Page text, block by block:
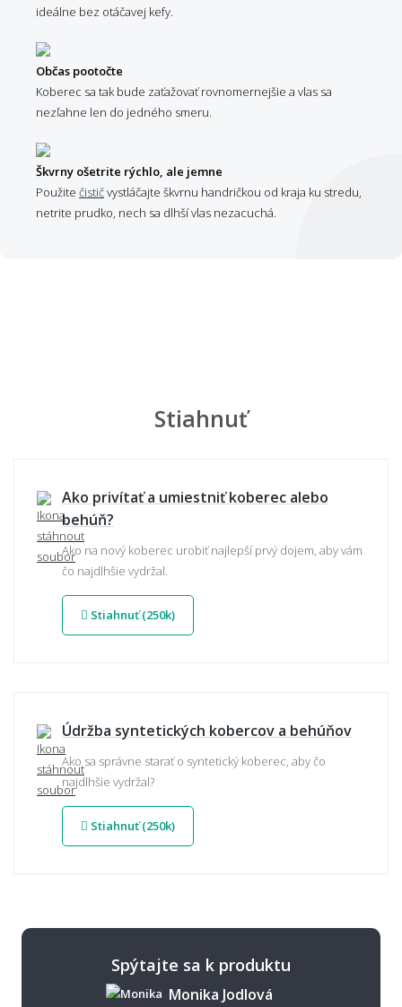
ideálne bez otáčavej kefy.
Občas pootočte
Koberec sa tak bude zaťažovať rovnomernejšie a vlas sa
nezľahne len do jedného smeru.
Škvrny ošetrite rýchlo, ale jemne
Použite čističvystláčajte škvrnu handričkou od kraja ku stredu,
netrite prudko, nech sa dlhší vlas nezacuchá.
Stiahnuť
Ako privítať a umiestniť koberec alebo
behúň?
Ako na nový koberec urobiť najlepší prvý dojem, aby vám
čo najdlhšie vydržal.
Stiahnuť (250k)
Údržba syntetických kobercov a behúňov
Ako sa správne starať o syntetický koberec, aby čo
najdlhšie vydržal?
Stiahnuť (250k)
Spýtajte sa k produktu
Monika Jodlová